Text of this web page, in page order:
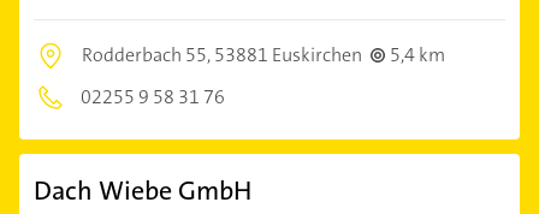
Rodderbach 55,53881 Euskirchen
5,4 km
02255 9 58 31 76
Dach Wiebe GmbH